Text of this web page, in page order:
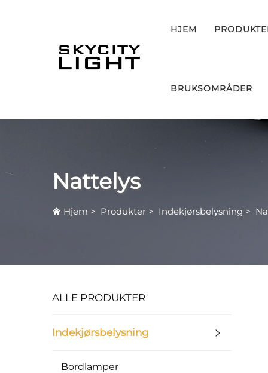
HJEM
BRUKSOMRÅDER
Nattelys
Hjem > Produkter > Indekjørsbelysning >
ALLE PRODUKTER
Indekjørsbelysning
Bordlamper